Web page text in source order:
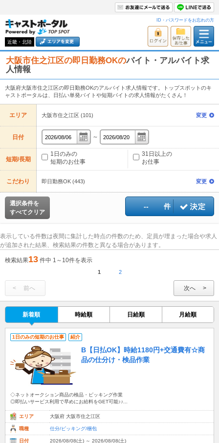
近畿・北陸
ID・パスワードをお忘れの方
大阪市住之江区の即日勤務OKのバイト・アルバイト求
人情報
大阪府大阪市住之江区の即日勤務OKのアルバイト求人情報です。トップスポットのキ
ャストポータルは、日払い単発バイトや短期バイトの求人情報がたくさん！
エリア 大阪市住之江区 (101) 変更
日付 ～
短期/長期
1日のみの
短期のお仕事
31日以上の
お仕事
こだわり 即日勤務OK (443) 変更
選択条件を
すべてクリア
-- 件
表示している件数は夜間に集計した時点の件数のため、定員が埋まった場合や求人
が追加された結果、検索結果の件数と異なる場合があります。
検索結果13 件中 1～10件を表示
1 2
前へ 次へ
新着順 時給順 日給順 月給順
1日のみの短期のお仕事 紹介
B【日払OK】時給1180円+交通費有☆商
品の仕分け・検品作業
◇ネットオークション商品の検品・ピッキング作業
◎即払いサービス利用で早めにお給料をGET可能♪♪...
エリア 大阪府 大阪市住之江区
職種 仕分/ピッキング/梱包
日付 2026/08/08(土) ～ 2026/08/08(土)